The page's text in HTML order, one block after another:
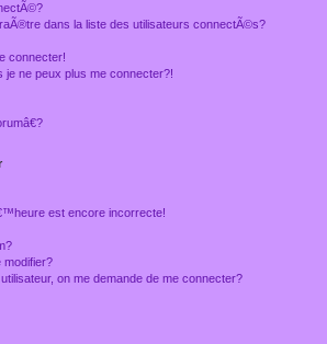
dans la liste des utilisateurs connectÃ©s?
connecter!
ne peux plus me connecter?!
est encore incorrecte!
on me demande de me connecter?